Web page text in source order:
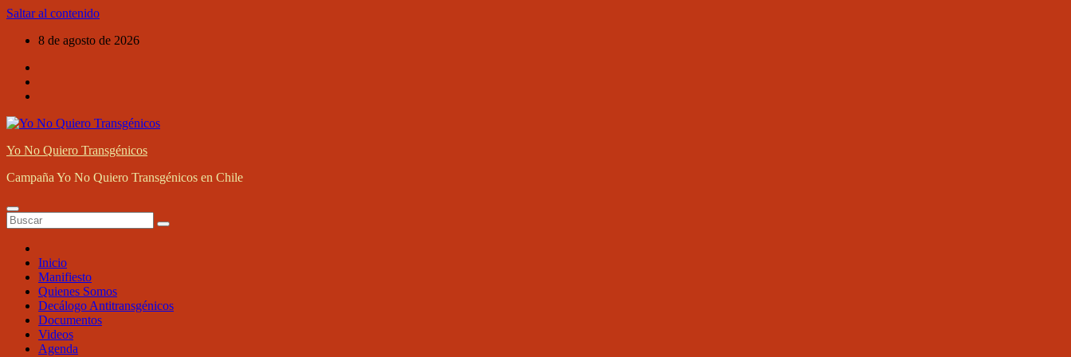
Saltar al contenido
8 de agosto de 2026
Yo No Quiero Transgénicos
Campaña Yo No Quiero Transgénicos en Chile
Inicio
Manifiesto
Quienes Somos
Decálogo Antitransgénicos
Documentos
Videos
Agenda